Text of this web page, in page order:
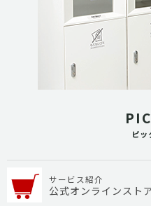
ピッ
サービス紹介
公式オンラインスト